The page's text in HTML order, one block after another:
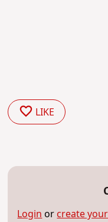
LIKE
Login or create